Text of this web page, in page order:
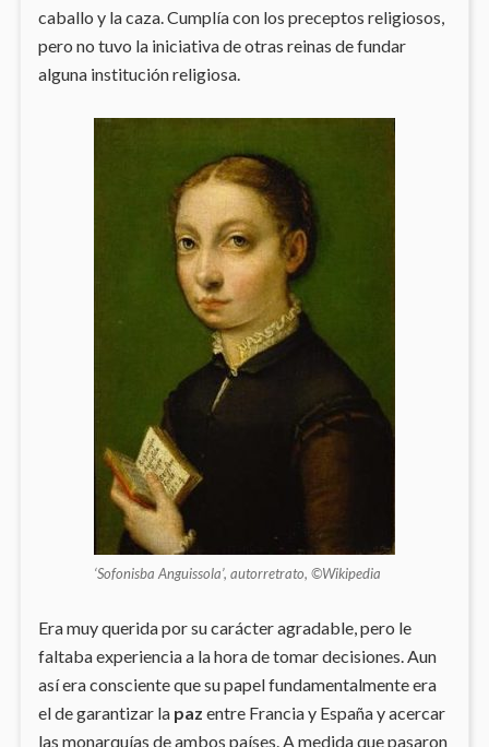
caballo y la caza. Cumplía con los preceptos religiosos,
pero no tuvo la iniciativa de otras reinas de fundar
alguna institución religiosa.
‘Sofonisba Anguissola’, autorretrato, ©Wikipedia
Era muy querida por su carácter agradable, pero le
faltaba experiencia a la hora de tomar decisiones. Aun
así era consciente que su papel fundamentalmente era
el de garantizar la paz entre Francia y España y acercar
las monarquías de ambos países. A medida que pasaron